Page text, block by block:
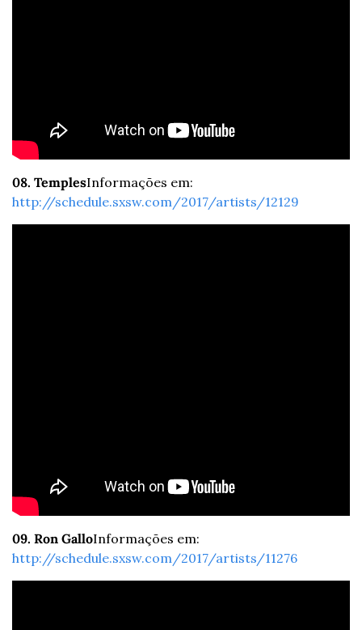
08. Temples
http://schedule.sxsw.com/2017/artists/12129
09. Ron Gallo
http://schedule.sxsw.com/2017/artists/11276